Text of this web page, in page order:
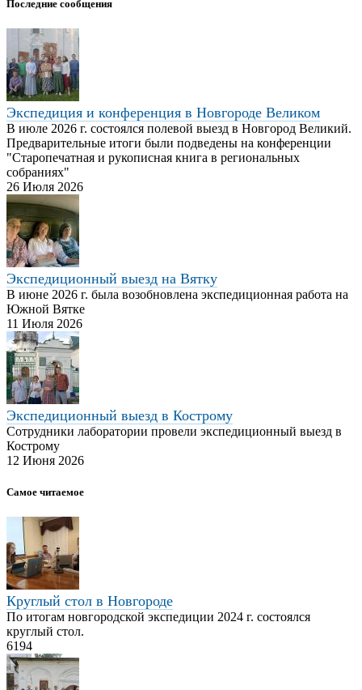
Последние сообщения
Экспедиция и конференция в Новгороде Великом
В июле 2026 г. состоялся полевой выезд в Новгород Великий.
Предварительные итоги были подведены на конференции
"Старопечатная и рукописная книга в региональных
собраниях"
26 Июля 2026
Экспедиционный выезд на Вятку
В июне 2026 г. была возобновлена экспедиционная работа на
Южной Вятке
11 Июля 2026
Экспедиционный выезд в Кострому
Сотрудники лаборатории провели экспедиционный выезд в
Кострому
12 Июня 2026
Самое читаемое
Круглый стол в Новгороде
По итогам новгородской экспедиции 2024 г. состоялся
круглый стол.
6194